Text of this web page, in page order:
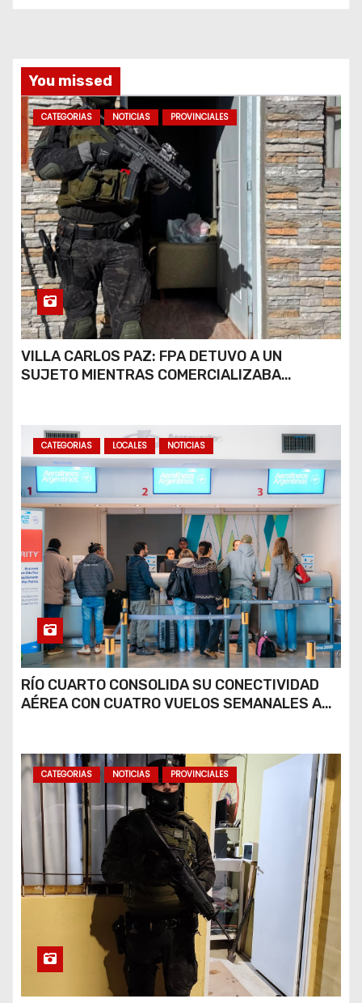
s
You missed
CATEGORIAS NOTICIAS PROVINCIALES
VILLA CARLOS PAZ: FPA DETUVO A UN
SUJETO MIENTRAS COMERCIALIZABA
CATEGORIAS LOCALES NOTICIAS
RÍO CUARTO CONSOLIDA SU CONECTIVIDAD
AÉREA CON CUATRO VUELOS SEMANALES A
CATEGORIAS NOTICIAS PROVINCIALES